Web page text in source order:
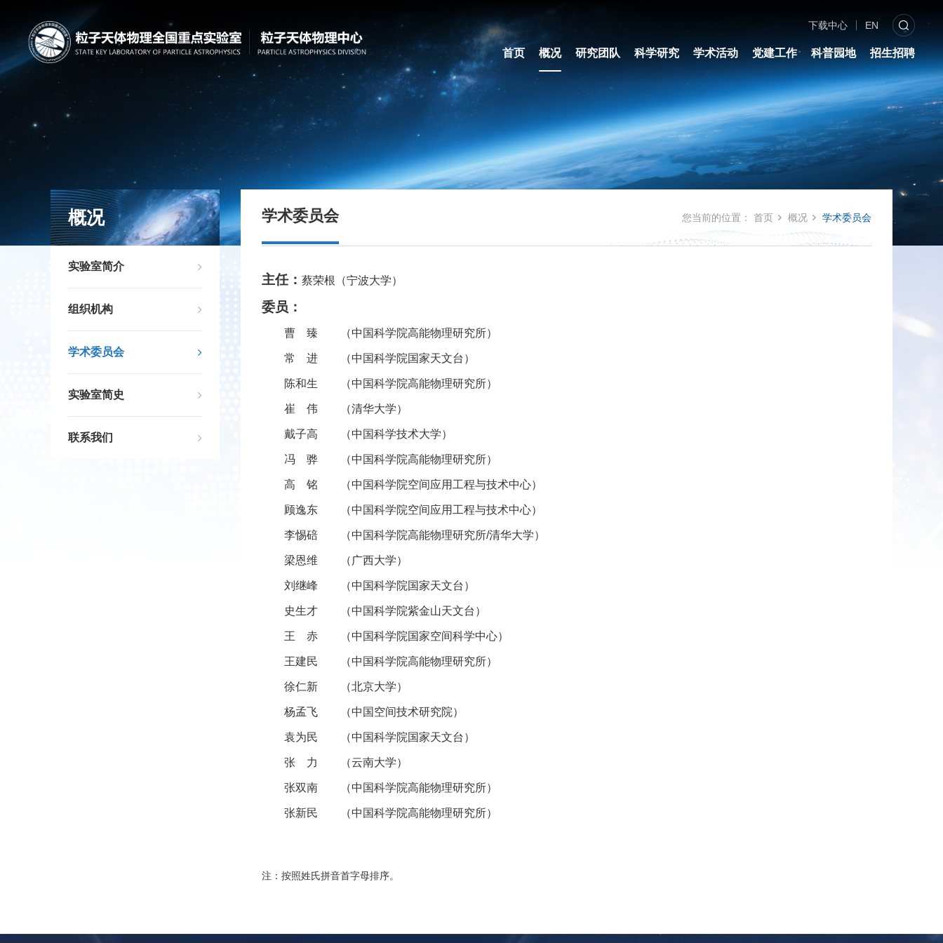
下载中心 EN
首页 概况 研究团队 科学研究 学术活动 党建工作 科普园地 招生招聘
概况
实验室简介
组织机构
学术委员会
实验室简史
联系我们
学术委员会 您当前的位置： 首页 概况 学术委员会
主任： 蔡荣根（宁波大学）
委员：
曹 臻 （中国科学院高能物理研究所）
常 进 （中国科学院国家天文台）
陈和生 （中国科学院高能物理研究所）
崔 伟 （清华大学）
戴子高 （中国科学技术大学）
冯 骅 （中国科学院高能物理研究所）
高 铭 （中国科学院空间应用工程与技术中心）
顾逸东 （中国科学院空间应用工程与技术中心）
李惕碚 （中国科学院高能物理研究所/清华大学）
梁恩维 （广西大学）
刘继峰 （中国科学院国家天文台）
史生才 （中国科学院紫金山天文台）
王 赤 （中国科学院国家空间科学中心）
王建民 （中国科学院高能物理研究所）
徐仁新 （北京大学）
杨孟飞 （中国空间技术研究院）
袁为民 （中国科学院国家天文台）
张 力 （云南大学）
张双南 （中国科学院高能物理研究所）
张新民 （中国科学院高能物理研究所）
注：按照姓氏拼音首字母排序。